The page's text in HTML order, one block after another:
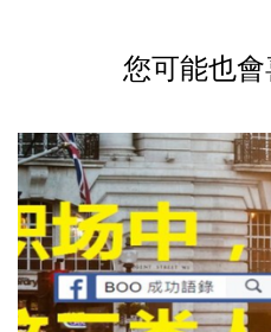
您可能也會